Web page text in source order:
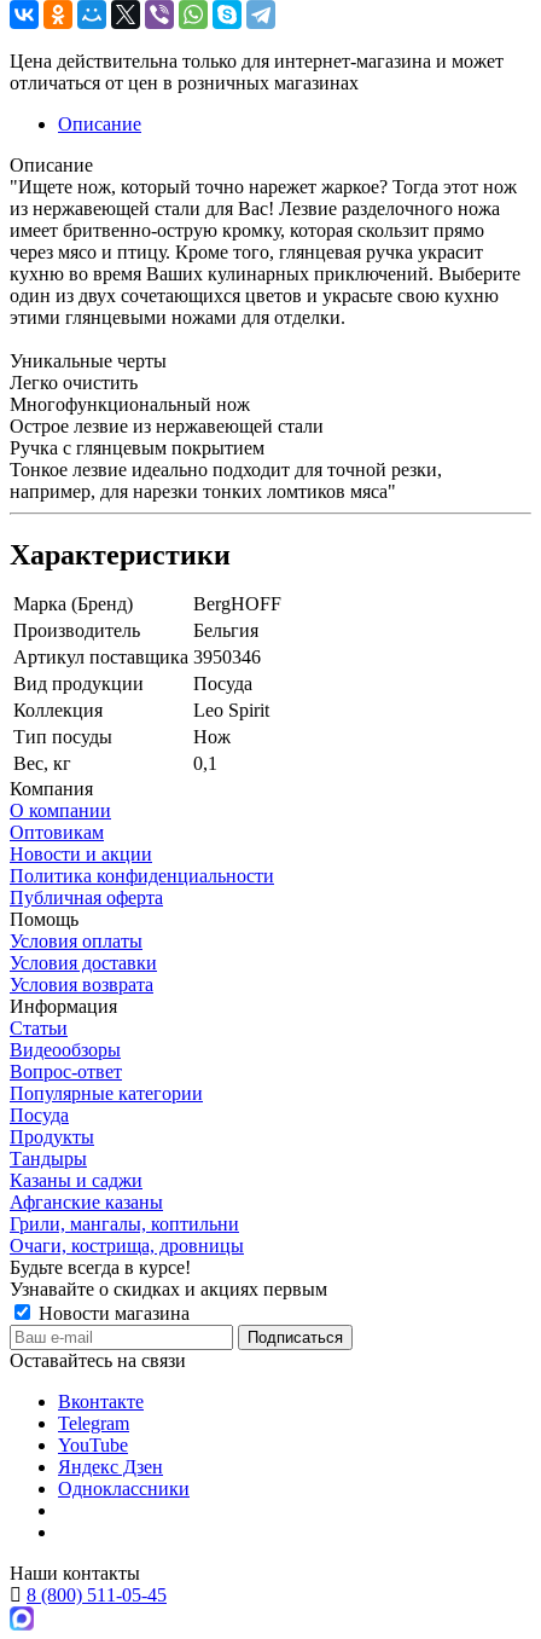
Цена действительна только для интернет-магазина и может
отличаться от цен в розничных магазинах
Описание
Описание
"Ищете нож, который точно нарежет жаркое? Тогда этот нож
из нержавеющей стали для Вас! Лезвие разделочного ножа
имеет бритвенно-острую кромку, которая скользит прямо
через мясо и птицу. Кроме того, глянцевая ручка украсит
кухню во время Ваших кулинарных приключений. Выберите
один из двух сочетающихся цветов и украсьте свою кухню
этими глянцевыми ножами для отделки.
Уникальные черты
Легко очистить
Многофункциональный нож
Острое лезвие из нержавеющей стали
Ручка с глянцевым покрытием
Тонкое лезвие идеально подходит для точной резки,
например, для нарезки тонких ломтиков мяса"
Характеристики
Марка (Бренд)
BergHOFF
Производитель
Бельгия
Артикул поставщика 3950346
Вид продукции
Посуда
Коллекция
Leo Spirit
Тип посуды
Нож
Вес, кг
0,1
Компания
О компании
Оптовикам
Новости и акции
Политика конфиденциальности
Публичная оферта
Помощь
Условия оплаты
Условия доставки
Условия возврата
Информация
Статьи
Видеообзоры
Вопрос-ответ
Популярные категории
Посуда
Продукты
Тандыры
Казаны и саджи
Афганские казаны
Грили, мангалы, коптильни
Очаги, кострища, дровницы
Будьте всегда в курсе!
Узнавайте о скидках и акциях первым
Новости магазина
Оставайтесь на связи
Вконтакте
Telegram
YouTube
Яндекс Дзен
Одноклассники
Наши контакты
8 (800) 511-05-45